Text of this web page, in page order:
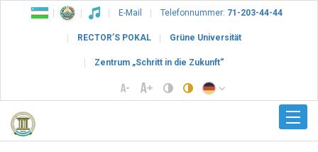
E-Mail Telefonnummer: 71-203-44-44
RECTOR’S POKAL Grüne Universität
Zentrum „Schritt in die Zukunft“